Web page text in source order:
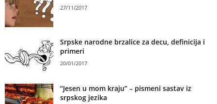
27/11/2017
Srpske narodne brzalice za decu, definicija i
primeri
20/01/2017
“Jesen u mom kraju” – pismeni sastav iz
srpskog jezika